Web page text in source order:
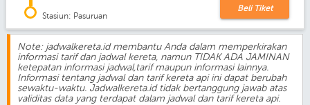
Stasiun: Pasuruan
Beli Tiket
Note: jadwalkereta.id membantu Anda dalam memperkirakan
informasi tarif dan jadwal kereta, namun TIDAK ADA JAMINAN
ketepatan informasi jadwal,tarif maupun informasi lainnya.
Informasi tentang jadwal dan tarif kereta api ini dapat berubah
sewaktu-waktu. Jadwalkereta.id tidak bertanggung jawab atas
validitas data yang terdapat dalam jadwal dan tarif kereta api.